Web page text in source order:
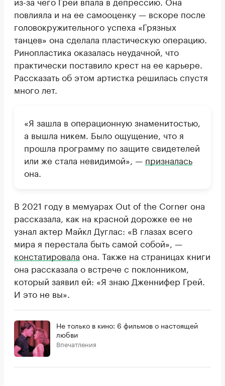
повлияла и на ее самооценку — вскоре после
головокружительного успеха «Грязных
танцев» она сделала пластическую операцию.
Ринопластика оказалась неудачной, что
практически поставило крест на ее карьере.
Рассказать об этом артистка решилась спустя
много лет.
«Я зашла в операционную знаменитостью,
а вышла никем. Было ощущение, что я
прошла программу по защите свидетелей
или же стала невидимой», — призналась
она.
В 2021 году в мемуарах Out оf the Corner она
рассказала, как на красной дорожке ее не
узнал актер Майкл Дуглас: «В глазах всего
мира я перестала быть самой собой», —
констатировала она. Также на страницах книги
она рассказала о встрече с поклонником,
который заявил ей: «Я знаю Дженнифер Грей.
И это не вы».
Не только в кино: 6 фильмов о настоящей
любви
Впечатления